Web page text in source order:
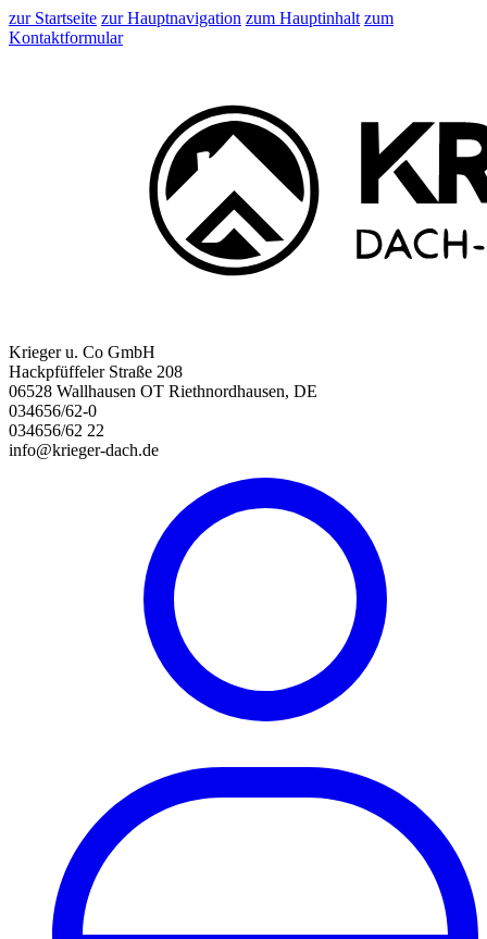
zur Startseite zur Hauptnavigation zum Hauptinhalt zum
Kontaktformular
Krieger u. Co GmbH
Hackpfüffeler Straße 208
06528 Wallhausen OT Riethnordhausen, DE
034656/62-0
034656/62 22
info@krieger-dach.de